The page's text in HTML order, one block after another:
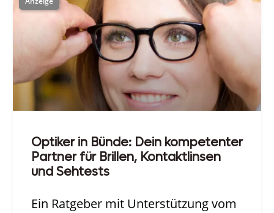
Optiker in Bünde: Dein kompetenter
Partner für Brillen, Kontaktlinsen
und Sehtests
Ein Ratgeber mit Unterstützung vom